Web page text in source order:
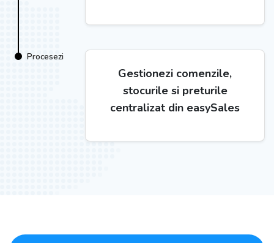
Procesezi
Gestionezi comenzile,
stocurile si preturile
centralizat din easySales